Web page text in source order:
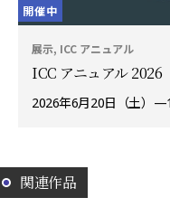
開催中
展示, ICC アニュアル
ICC アニュアル
2026年6月20日（土）
関連作品